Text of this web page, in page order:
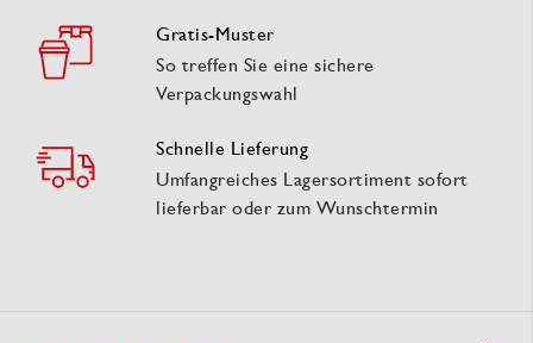
Gratis-Muster
So treffen Sie eine sichere
Verpackungswahl
Schnelle Lieferung
Umfangreiches Lagersortiment sofort
lieferbar oder zum Wunschtermin